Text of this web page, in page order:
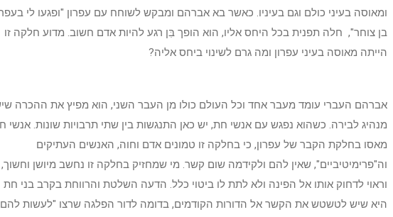
ומאוסה בעיני כולם וגם בעיניו. כאשר בא אברהם ומבקש לשוחח עם עפרון "ופגעו לי
בן צוחר", חלה תפנית בכל היחס אליו, הוא הופך בִּן רגע להיות אדם חשוב. מדוע חלקה זו
הייתה מאוסה בעיני עפרון ומה גרם לשינוי ביחס אליה?
אברהם העברי עומד מעבר אחד וכל העולם כולו מן העבר השני, הוא מפיץ את ההכרה
מנהיג לבירה. כשהוא נפגש עם אנשי חת, יש כאן התנגשות בין שתי תרבויות שונות. אנשי
מאסו בחלקת הקבר של עפרון, כי בחלקה זו טמונים אדם וחוה, האנשים העתיקים
וה"פרימיטיביים", שאין להם ולקידמה שום קשר. מי שמחזיק בחלקה זו נחשב מיושן וחשוך,
וראוי לדחוק אותו אל הפינה ולא לתת לו ביטוי כלל. הדעה השלטת והרווחת בקרב בני חת
היא שיש לטשטש את הקשר אל הדורות הקודמים, בדומה לדור הפלגה שרצו "לעשות להם